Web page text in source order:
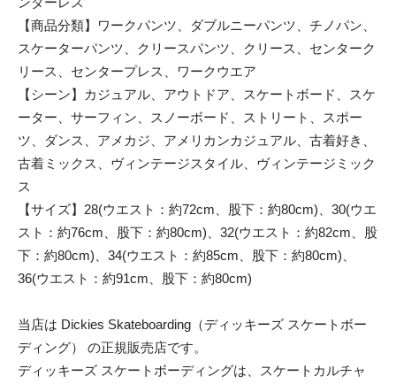
【商品分類】ワークパンツ、ダブルニーパンツ、チノパン、
スケーターパンツ、クリースパンツ、クリース、センターク
リース、センタープレス、ワークウエア
【シーン】カジュアル、アウトドア、スケートボード、スケ
ーター、サーフィン、スノーボード、ストリート、スポー
ツ、ダンス、アメカジ、アメリカンカジュアル、古着好き、
古着ミックス、ヴィンテージスタイル、ヴィンテージミック
ス
【サイズ】28(ウエスト：約72cm、股下：約80cm)、30(ウエ
スト：約76cm、股下：約80cm)、32(ウエスト：約82cm、股
下：約80cm)、34(ウエスト：約85cm、股下：約80cm)、
36(ウエスト：約91cm、股下：約80cm)
当店は Dickies Skateboarding（ディッキーズ スケートボー
ディング） の正規販売店です。
ディッキーズ スケートボーディングは、スケートカルチャ